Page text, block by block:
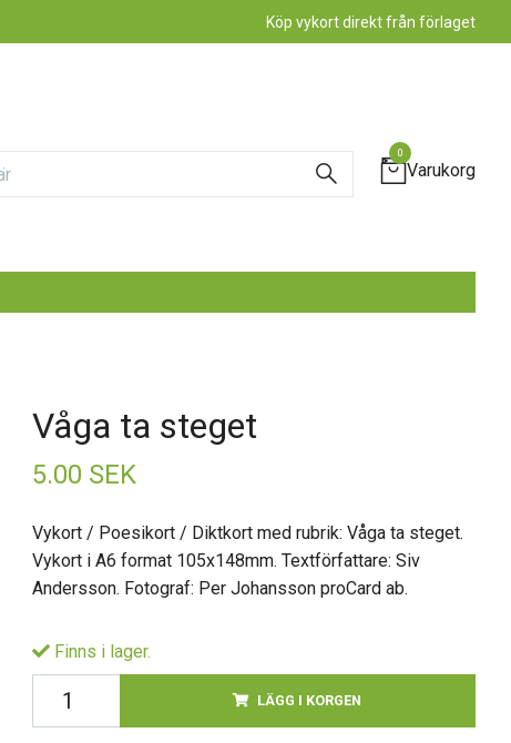
Köp vykort direkt från förlaget
0
Varukorg
Våga ta steget
5.00 SEK
Vykort / Poesikort / Diktkort med rubrik: Våga ta steget.
Vykort i A6 format 105x148mm. Textförfattare: Siv
Andersson. Fotograf: Per Johansson proCard ab.
Finns i lager.
LÄGG I KORGEN